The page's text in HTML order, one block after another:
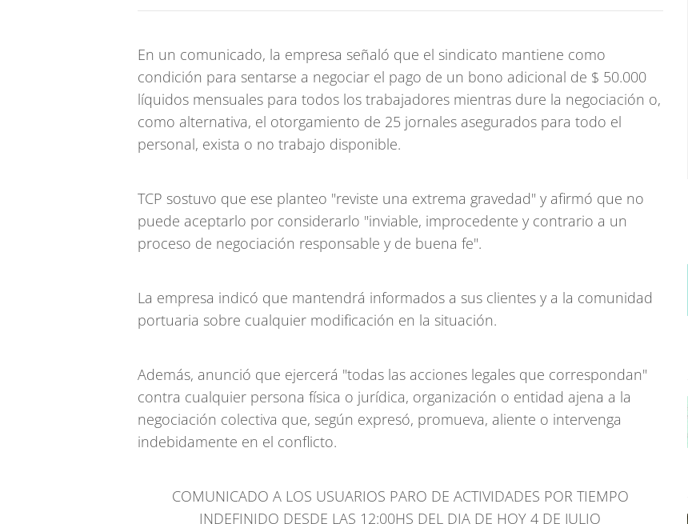
En un comunicado, la empresa señaló que el sindicato mantiene como
condición para sentarse a negociar el pago de un bono adicional de $ 50.000
líquidos mensuales para todos los trabajadores mientras dure la negociación o,
como alternativa, el otorgamiento de 25 jornales asegurados para todo el
personal, exista o no trabajo disponible.
TCP sostuvo que ese planteo "reviste una extrema gravedad" y afirmó que no
puede aceptarlo por considerarlo "inviable, improcedente y contrario a un
proceso de negociación responsable y de buena fe".
La empresa indicó que mantendrá informados a sus clientes y a la comunidad
portuaria sobre cualquier modificación en la situación.
Además, anunció que ejercerá "todas las acciones legales que correspondan"
contra cualquier persona física o jurídica, organización o entidad ajena a la
negociación colectiva que, según expresó, promueva, aliente o intervenga
indebidamente en el conflicto.
COMUNICADO A LOS USUARIOS PARO DE ACTIVIDADES POR TIEMPO
INDEFINIDO DESDE LAS 12:00HS DEL DIA DE HOY 4 DE JULIO